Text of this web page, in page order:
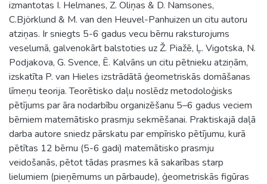
izmantotas I. Helmanes, Z. Oliņas & D. Namsones,
C.Björklund & M. van den Heuvel-Panhuizen un citu autoru
atziņas. Ir sniegts 5-6 gadus vecu bērnu raksturojums
veselumā, galvenokārt balstoties uz Ž. Piažē, Ļ. Vigotska, N.
Podjakova, G. Svence, Ē. Kalvāns un citu pētnieku atziņām,
izskatīta P. van Hieles izstrādātā ģeometriskās domāšanas
līmeņu teorija. Teorētisko daļu noslēdz metodoloģisks
pētījums par āra nodarbību organizēšanu 5–6 gadus veciem
bērniem matemātisko prasmju sekmēšanai. Praktiskajā daļā
darba autore sniedz pārskatu par empīrisko pētījumu, kurā
pētītas 12 bērnu (5-6 gadi) matemātisko prasmju
veidošanās, pētot tādas prasmes kā sakarības starp
lielumiem (pieņēmums un pārbaude), ģeometriskās figūras